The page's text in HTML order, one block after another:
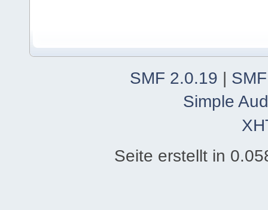
SMF 2.0.19 |
Simple
Seite erstellt in